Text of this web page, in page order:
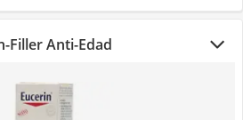
Filler Anti-Edad